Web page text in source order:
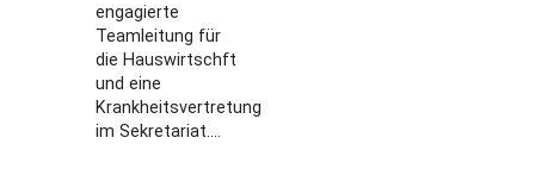
engagierte
Teamleitung für
die Hauswirtschft
und eine
Krankheitsvertretung
im Sekretariat....